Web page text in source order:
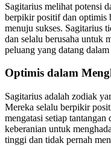
Sagitarius melihat potensi
berpikir positif dan optimis
menuju sukses. Sagitarius
dan selalu berusaha untuk
peluang yang datang
Optimis dalam
Sagitarius adalah zodiak
Mereka selalu berpikir
mengatasi setiap
keberanian untuk
tinggi dan tidak pernah